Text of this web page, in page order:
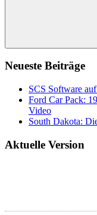
Neueste Beiträge
SCS Software
Ford Car Pack:
Video
South Dakota:
Aktuelle Version